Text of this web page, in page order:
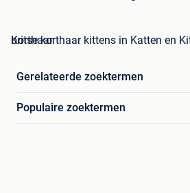
britse korthaar kittens in Katten en Kittens | Raskatten | Korthaar
Gerelateerde zoektermen
Populaire zoektermen